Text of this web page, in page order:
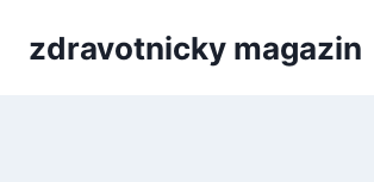
zdravotnicky magazin